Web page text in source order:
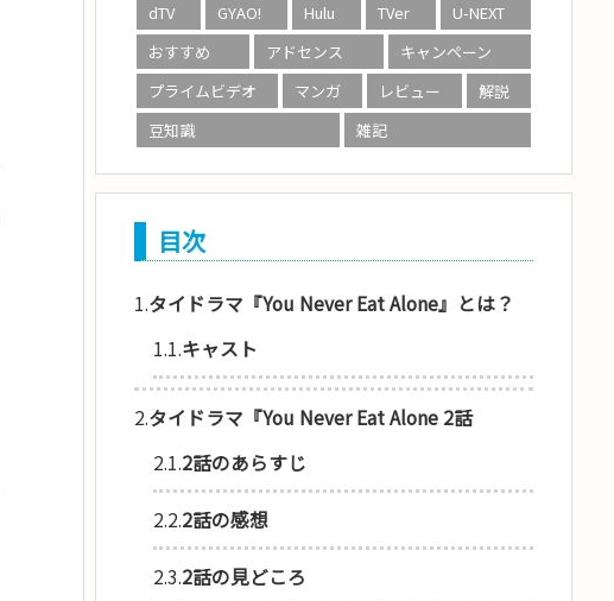
dTV GYAO! Hulu TVer
U-NEXT
おすすめ
アドセンス
キャンペーン
プライムビデオ
マンガ レビュー
解説
豆知識
雑記
目次
1.タイドラマ『You Never Eat Alone』とは？
1.1.キャスト
2.タイドラマ『You Never Eat Alone 2話
2.1.2話のあらすじ
2.2.2話の感想
2.3.2話の見どころ